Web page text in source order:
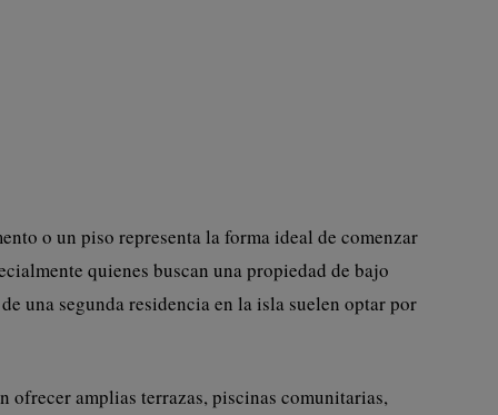
o un piso representa la forma ideal de comenzar
quienes buscan una propiedad de bajo
una segunda residencia en la isla suelen optar por
ofrecer amplias terrazas, piscinas comunitarias,